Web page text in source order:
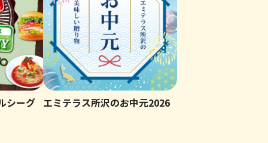
シーグ エミテラス所沢のお中元2026